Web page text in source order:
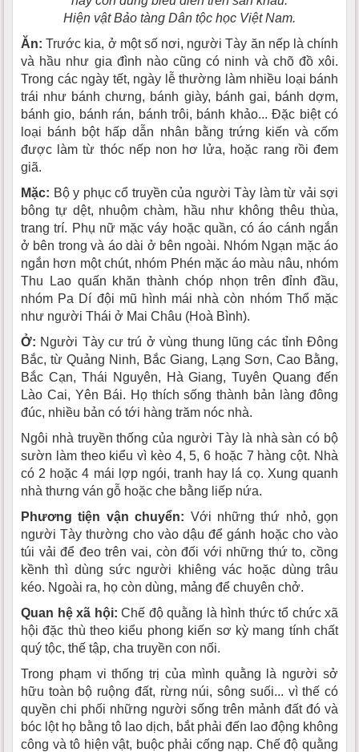
Hiện vật Bảo tàng Dân tộc học Việt Nam.
Ăn: Trước kia, ở một số nơi, người Tày ăn nếp là chính
và hầu như gia đình nào cũng có ninh và chõ đồ xôi.
Trong các ngày tết, ngày lễ thường làm nhiều loại bánh
trái như bánh chưng, bánh giày, bánh gai, bánh dợm,
bánh gio, bánh rán, bánh trôi, bánh khảo... Ðặc biệt có
loại bánh bột hấp dẫn nhân bằng trứng kiến và cốm
được làm từ thóc nếp non hơ lửa, hoặc rang rồi đem
giã.
Mặc: Bộ y phục cổ truyền của người Tày làm từ vải sợi
bông tự dệt, nhuộm chàm, hầu như không thêu thùa,
trang trí. Phụ nữ mặc váy hoặc quần, có áo cánh ngắn
ở bên trong và áo dài ở bên ngoài. Nhóm Ngạn mặc áo
ngắn hơn một chút, nhóm Phén mặc áo màu nâu, nhóm
Thu Lao quấn khăn thành chóp nhọn trên đỉnh đầu,
nhóm Pa Dí đội mũ hình mái nhà còn nhóm Thổ mặc
như người Thái ở Mai Châu (Hoà Bình).
Ở: Người Tày cư trú ở vùng thung lũng các tỉnh Ðông
Bắc, từ Quảng Ninh, Bắc Giang, Lạng Sơn, Cao Bằng,
Bắc Cạn, Thái Nguyên, Hà Giang, Tuyên Quang đến
Lào Cai, Yên Bái. Họ thích sống thành bản làng đông
đúc, nhiều bản có tới hàng trăm nóc nhà.
Ngôi nhà truyền thống của người Tày là nhà sàn có bộ
sườn làm theo kiểu vì kèo 4, 5, 6 hoặc 7 hàng cột. Nhà
có 2 hoặc 4 mái lợp ngói, tranh hay lá cọ. Xung quanh
nhà thưng ván gỗ hoặc che bằng liếp nứa.
Phương tiện vận chuyển: Với những thứ nhỏ, gọn
người Tày thường cho vào dậu để gánh hoặc cho vào
túi vải để đeo trên vai, còn đối với những thứ to, cồng
kềnh thì dùng sức người khiêng vác hoặc dùng trâu
kéo. Ngoài ra, họ còn dùng, mảng để chuyên chở.
Quan hệ xã hội: Chế độ quằng là hình thức tổ chức xã
hội đặc thù theo kiểu phong kiến sơ kỳ mang tính chất
quý tộc, thế tập, cha truyền con nối.
Trong phạm vi thống trị của mình quằng là người sở
hữu toàn bộ ruộng đất, rừng núi, sông suối... vì thế có
quyền chi phối những người sống trên mảnh đất đó và
bóc lột họ bằng tô lao dịch, bắt phải đến lao động không
công và tô hiện vật, buộc phải cống nạp. Chế độ quằng